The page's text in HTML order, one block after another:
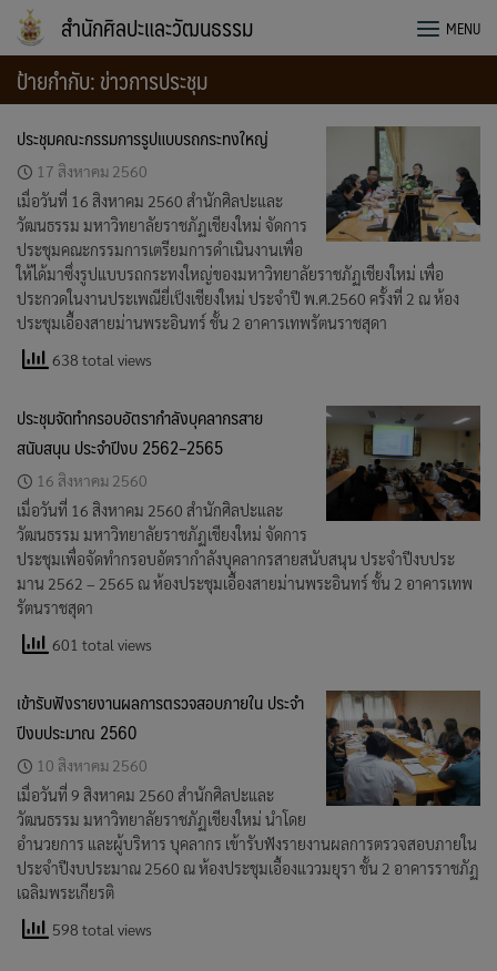
Skip
สำนักศิลปะและวัฒนธรรม MENU
ป้ายกำกับ:ข่าวการประชุม
ประชุมคณะกรรมการรูปแบบรถกระทงใหญ่
17 สิงหาคม 2560
เมื่อวันที่ 16 สิงหาคม 2560 สำนักศิลปะและ
วัฒนธรรม มหาวิทยาลัยราชภัฏเชียงใหม่ จัดการ
ประชุมคณะกรรมการเตรียมการดำเนินงานเพื่อ
ให้ได้มาซึ่งรูปแบบรถกระทงใหญ่ของมหาวิทยาลัยราชภัฏเชียงใหม่ เพื่อ
ประกวดในงานประเพณียี่เป็งเชียงใหม่ ประจำปี พ.ศ.2560 ครั้งที่ 2 ณ ห้อง
ประชุมเอื้องสายม่านพระอินทร์ ชั้น 2 อาคารเทพรัตนราชสุดา
638 total views
ประชุมจัดทำกรอบอัตรากำลังบุคลากรสาย
สนับสนุน ประจำปีงบ 2562–2565
16 สิงหาคม 2560
เมื่อวันที่ 16 สิงหาคม 2560 สำนักศิลปะและ
วัฒนธรรม มหาวิทยาลัยราชภัฏเชียงใหม่ จัดการ
ประชุมเพื่อจัดทำกรอบอัตรากำลังบุคลากรสายสนับสนุน ประจำปีงบประ
มาน 2562 – 2565 ณ ห้องประชุมเอื้องสายม่านพระอินทร์ ชั้น 2 อาคารเทพ
รัตนราชสุดา
601 total views
เข้ารับฟังรายงานผลการตรวจสอบภายใน ประจำ
ปีงบประมาณ 2560
10 สิงหาคม 2560
เมื่อวันที่ 9 สิงหาคม 2560 สำนักศิลปะและ
วัฒนธรรม มหาวิทยาลัยราชภัฏเชียงใหม่ นำโดย
อำนวยการ และผู้บริหาร บุคลากร เข้ารับฟังรายงานผลการตรวจสอบภายใน
ประจำปีงบประมาณ 2560 ณ ห้องประชุมเอื้องแววมยุรา ชั้น 2 อาคารราชภัฏ
เฉลิมพระเกียรติ
598 total views